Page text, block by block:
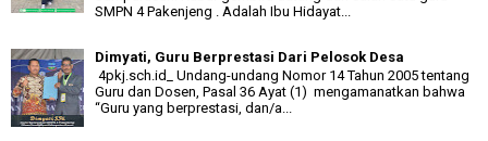
SMPN 4 Pakenjeng . Adalah Ibu Hidayat...
Dimyati, Guru Berprestasi Dari Pelosok Desa
4pkj.sch.id_ Undang-undang Nomor 14 Tahun 2005 tentang
Guru dan Dosen, Pasal 36 Ayat (1) mengamanatkan bahwa
“Guru yang berprestasi, dan/a...